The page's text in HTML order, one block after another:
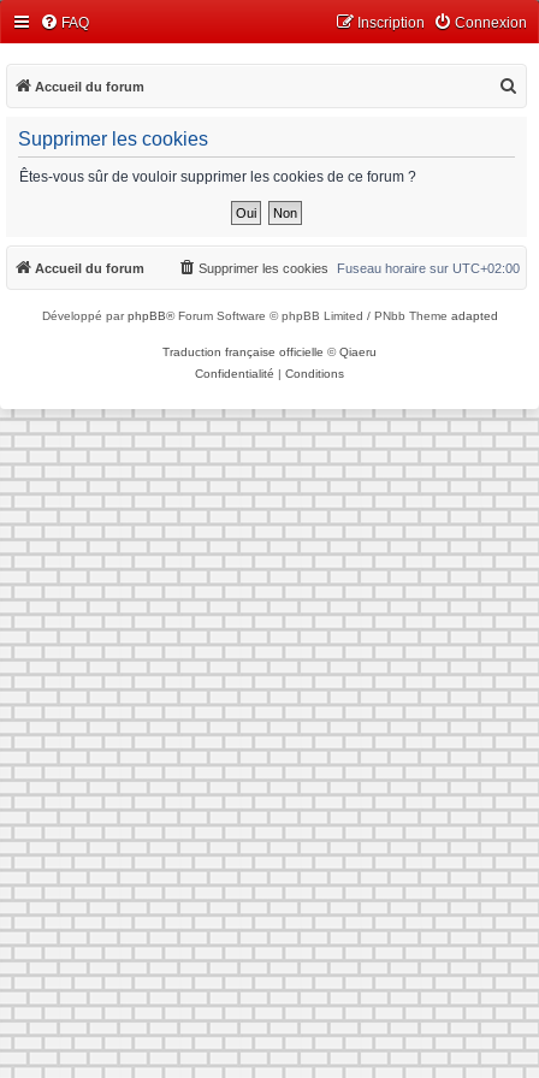
FAQ Connexion
Inscription
Accueil du forum
h
Supprimer les cookies
Êtes-vous sûr de vouloir supprimer les cookies de ce forum ?
Accueil du forum Fuseau horaire sur UTC+02:00
Supprimer les cookies
Développé parphpBB® Forum Software © phpBB Limited / PNbb Theme adapted
Traduction française officielle ©Qiaeru
Confidentialité | Conditions